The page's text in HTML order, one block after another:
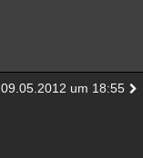
09.05.2012 um 18:55